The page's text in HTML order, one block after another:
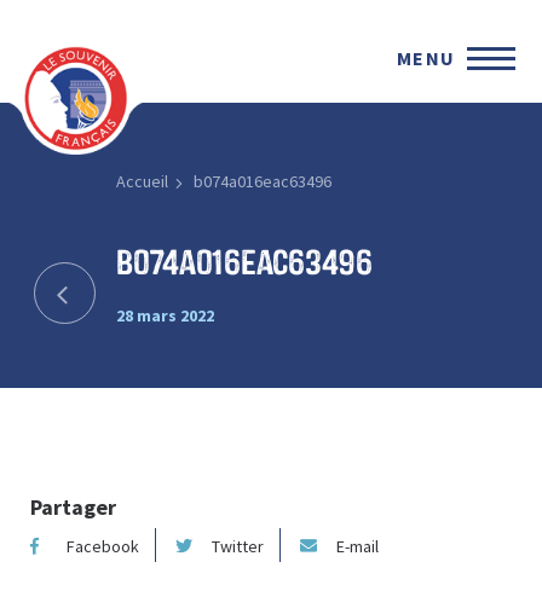
MENU
Accueil b074a016eac63496
b074a016eac63496
28 mars 2022
Partager
Facebook Twitter E-mail